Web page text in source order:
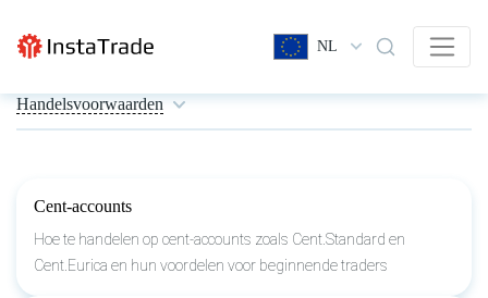
NL
Handelsvoorwaarden
Cent-accounts
Hoe te handelen op cent-accounts zoals Cent.Standard en
Cent.Eurica en hun voordelen voor beginnende traders